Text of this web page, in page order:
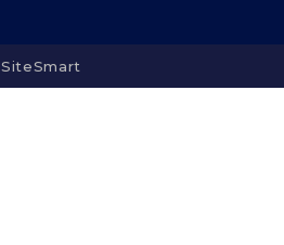
SiteSmart